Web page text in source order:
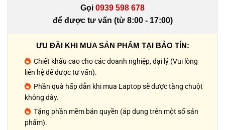
Gọi 0939 598 678
để được tư vấn (từ 8:00 - 17:00)
ƯU ĐÃI KHI MUA SẢN PHẨM TẠI BẢO TÍN:
Chiết khấu cao cho các doanh nghiệp, đại lý (Vui lòng
liên hệ để được tư vấn).
Phần quà hấp dẫn khi mua Laptop sẽ được tặng chuột
không dây.
Tặng phần mềm bản quyền (áp dụng trên một số sản
phẩm).